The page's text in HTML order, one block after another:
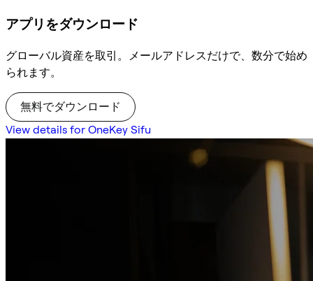
アプリをダウンロード
グローバル資産を取引。メールアドレスだけで、数分で始め
られます。
無料でダウンロード
View details for OneKey Sifu